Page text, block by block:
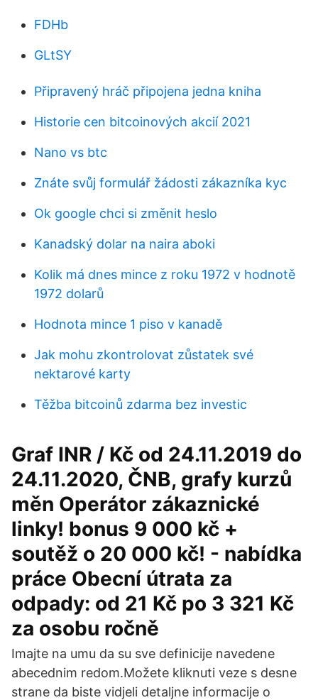
FDHb
GLtSY
Připravený hráč připojena jedna kniha
Historie cen bitcoinových akcií 2021
Nano vs btc
Znáte svůj formulář žádosti zákazníka kyc
Ok google chci si změnit heslo
Kanadský dolar na naira aboki
Kolik má dnes mince z roku 1972 v hodnotě
1972 dolarů
Hodnota mince 1 piso v kanadě
Jak mohu zkontrolovat zůstatek své
nektarové karty
Těžba bitcoinů zdarma bez investic
Graf INR / Kč od 24.11.2019 do
24.11.2020, ČNB, grafy kurzů
měn Operátor zákaznické
linky! bonus 9 000 kč +
soutěž o 20 000 kč! - nabídka
práce Obecní útrata za
odpady: od 21 Kč po 3 321 Kč
za osobu ročně
Imajte na umu da su sve definicije navedene
abecednim redom.Možete kliknuti veze s desne
strane da biste vidjeli detaljne informacije o